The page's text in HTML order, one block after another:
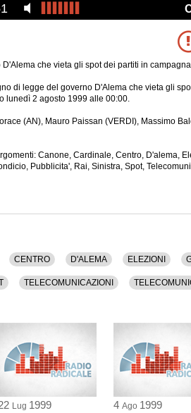
D'Alema che vieta gli spot dei partiti in
di legge del governo D'Alema che vieta gli
lunedì 2 agosto 1999 alle 00:00.
(AN), Mauro Paissan (VERDI), Massimo
Canone, Cardinale, Centro, D'alema,
Pubblicita', Rai, Sinistra, Spot,
CENTRO D'ALEMA ELEZIONI
TELECOMUNICAZIONI
Lug 1999 4 Ago 1999